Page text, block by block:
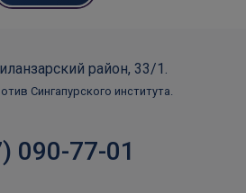
район, 33/1.
Сингапурского института.
090-77-01